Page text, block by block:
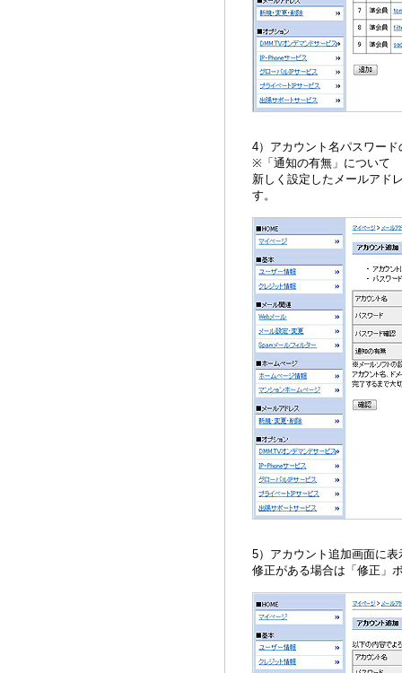
4）アカウント名パスワー
※「通知の有無」について
新しく設定したメールアド
す。
5）アカウント追加画面に
修正がある場合は「修正」